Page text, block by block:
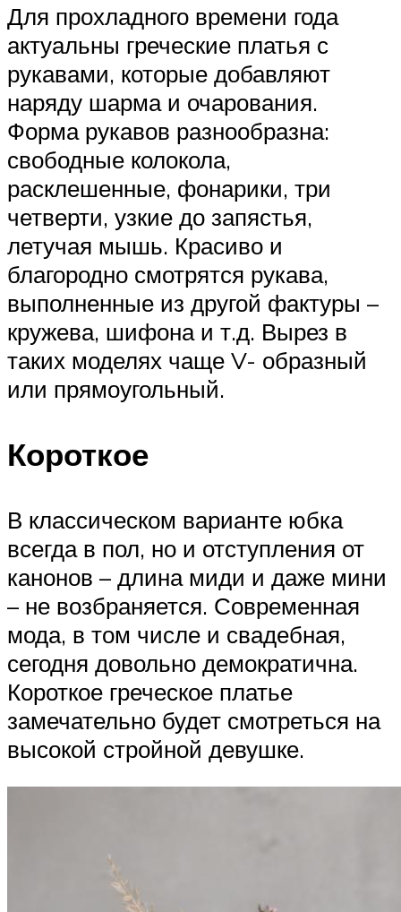
Для прохладного времени года
актуальны греческие платья с
рукавами, которые добавляют
наряду шарма и очарования.
Форма рукавов разнообразна:
свободные колокола,
расклешенные, фонарики, три
четверти, узкие до запястья,
летучая мышь. Красиво и
благородно смотрятся рукава,
выполненные из другой фактуры –
кружева, шифона и т.д. Вырез в
таких моделях чаще V- образный
или прямоугольный.
Короткое
В классическом варианте юбка
всегда в пол, но и отступления от
канонов – длина миди и даже мини
– не возбраняется. Современная
мода, в том числе и свадебная,
сегодня довольно демократична.
Короткое греческое платье
замечательно будет смотреться на
высокой стройной девушке.